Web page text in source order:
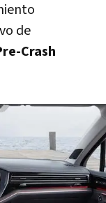
de
Crash